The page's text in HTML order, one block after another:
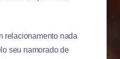
relacionamento nada
seu namorado de